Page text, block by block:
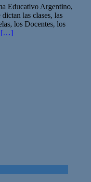
Educativo Argentino,
las clases, las
los Docentes, los
[…]